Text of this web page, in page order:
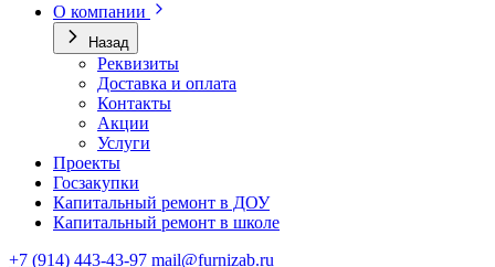
О компании
Назад
Реквизиты
Доставка и оплата
Контакты
Акции
Услуги
Проекты
Госзакупки
Капитальный ремонт в ДОУ
Капитальный ремонт в школе
+7 (914) 443-43-97 mail@furnizab.ru